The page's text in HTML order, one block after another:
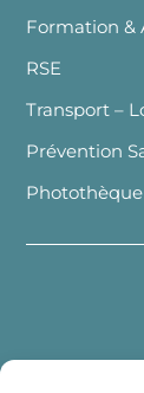
Formation &
RSE
Transport –
Prévention
Photothèque